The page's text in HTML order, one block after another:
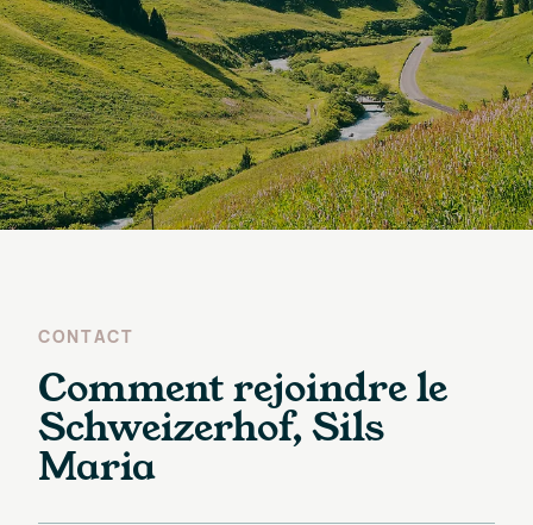
CONTACT
Comment rejoindre le
Schweizerhof, Sils
Maria